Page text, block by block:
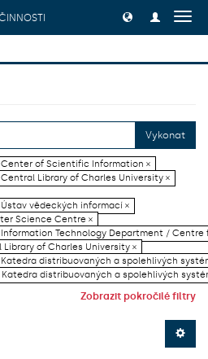
Vykonat
of Scientific Information ×
Library of Charles University ×
vědeckých informací ×
Science Centre ×
Technology Department / Centre
of Charles University ×
distribuovaných a spolehlivých
distribuovaných a spolehlivých
Zobrazit pokročilé filtry